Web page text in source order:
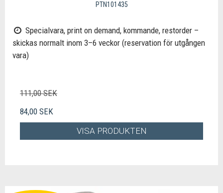
PTN101435
Specialvara, print on demand, kommande, restorder –
skickas normalt inom 3–6 veckor (reservation för utgången
vara)
111,00 SEK
84,00 SEK
VISA PRODUKTEN